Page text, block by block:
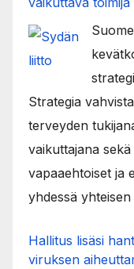
Strategia
terveyden
vaikuttajana
vapaaehtoiset ja
yhdessä yhteisen
Hallitus lisäsi
viruksen